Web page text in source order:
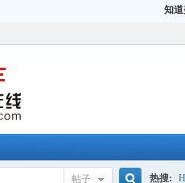
知
帖子 热搜: